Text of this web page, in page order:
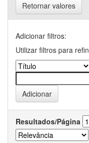
Retornar valores
Adicionar filtros:
Utilizar filtros para
Resultados/Página